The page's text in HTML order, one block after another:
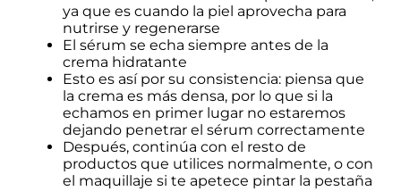
ya que es cuando la piel aprovecha para
nutrirse y regenerarse
El sérum se echa siempre antes de la
crema hidratante
Esto es así por su consistencia: piensa que
la crema es más densa, por lo que si la
echamos en primer lugar no estaremos
dejando penetrar el sérum correctamente
Después, continúa con el resto de
productos que utilices normalmente, o con
el maquillaje si te apetece pintar la pestaña